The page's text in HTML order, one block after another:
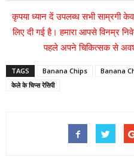
कृपया ध्यान दें उपलब्ध सभी साम्रगी
लिए दी गई है। हमारा आपसे विनम्र
पहले अपने चिकित्सक से
TAGS Banana Chips Banana
केले के चिप्स रेसिपी